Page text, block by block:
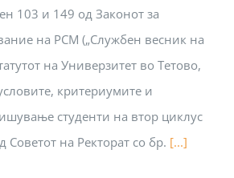
103 и 149 од Законот за
на РСМ („Службен весник на
на Универзитет во Тетово,
критериумите и
студенти на втор циклус
Советот на Ректорат со бр. [...]